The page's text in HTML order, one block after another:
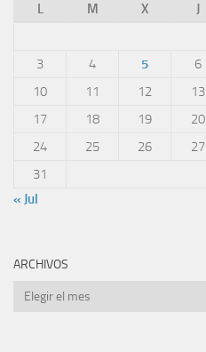
L
M X J
3
4 5 6
10
11 12 13
17
18 19 20
24
25 26 27
31
« Jul
ARCHIVOS
Archivos